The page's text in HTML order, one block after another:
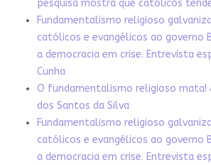
pesquisa mostra que católicos
Fundamentalismo religioso
católicos e evangélicos ao governo
a democracia em crise. Entrevista
Cunha
O fundamentalismo religioso mata!
dos Santos da Silva
Fundamentalismo religioso
católicos e evangélicos ao governo
a democracia em crise. Entrevista